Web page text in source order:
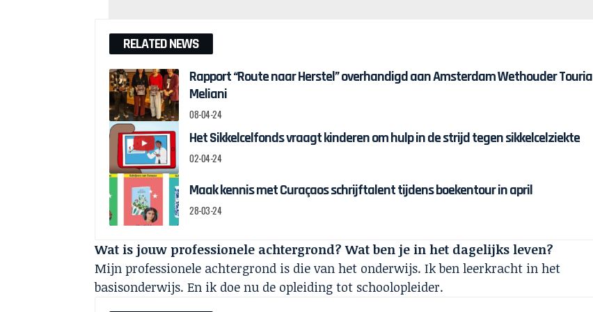
RELATED NEWS
Rapport “Route naar Herstel” overhandigd aan Amsterdam Wethouder Touria
Meliani
08-04-24
Het Sikkelcelfonds vraagt kinderen om hulp in de strijd tegen sikkelcelziekte
02-04-24
Maak kennis met Curaçaos schrijftalent tijdens boekentour in april
28-03-24
Wat is jouw professionele achtergrond? Wat ben je in het dagelijks leven?
Mijn professionele achtergrond is die van het onderwijs. Ik ben leerkracht in het
basisonderwijs. En ik doe nu de opleiding tot schoolopleider.